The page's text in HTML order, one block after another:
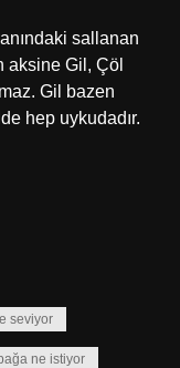
sallanan
aksine Gil, Çöl
Gil bazen
hep uykudadır.
seviyor
ne istiyor